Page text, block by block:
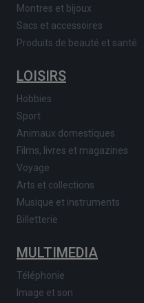
Montres et bijoux
Sacs et accessoires
Produits de beauté et santé
LOISIRS
Hobbies
Sport
Animaux domestiques
Films, livres et magazines
Voyage
Arts et collections
Musique et instruments
Billetterie
MULTIMEDIA
Téléphonie
Image et son